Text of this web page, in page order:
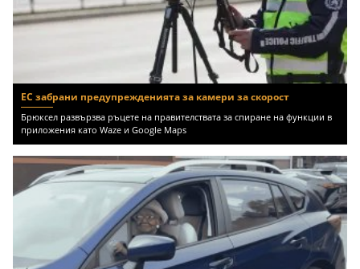
ЕС забрани предупрежденията за камери за скорост
Брюксел развързва ръцете на правителствата за спиране на функции в
приложения като Waze и Google Maps